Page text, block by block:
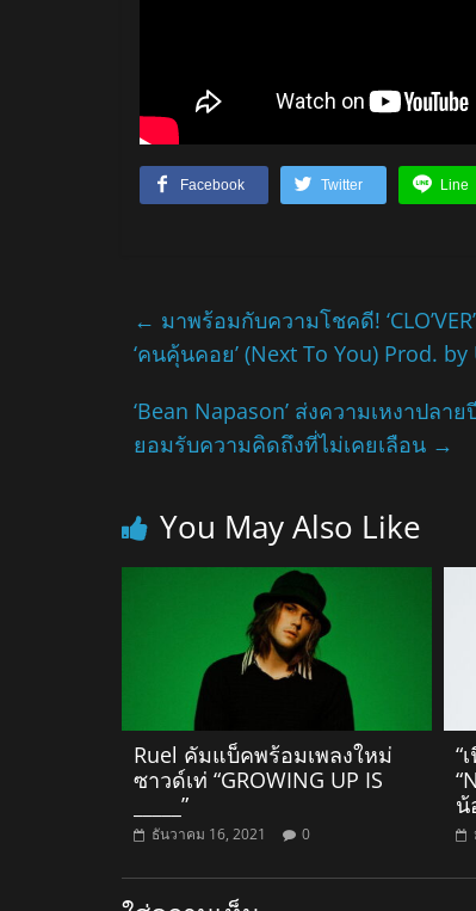
Facebook Twitter Line
← มาพร้อมกับความโชคดี!
‘คนคุ้นคอย’ (Next To You) Prod. by
‘Bean Napason’ ส่งความเหงาปล
ยอมรับความคิดถึงที่ไม่เคยเลือน →
You May Also Like
Ruel คัมแบ็คพร้อมเพลงใหม่
ซาวด์เท่ “GROWING UP IS
_____”
ธันวาคม 16, 2021 0
“
น้